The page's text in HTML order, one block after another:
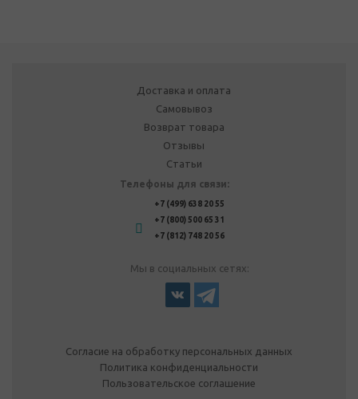
Доставка и оплата
Самовывоз
Возврат товара
Отзывы
Статьи
Телефоны для связи:
+7 (499) 638 20 55
+7 (800) 500 65 31
+7 (812) 748 20 56
Мы в социальных сетях:
Согласие на обработку персональных данных
Политика конфиденциальности
Пользовательское соглашение